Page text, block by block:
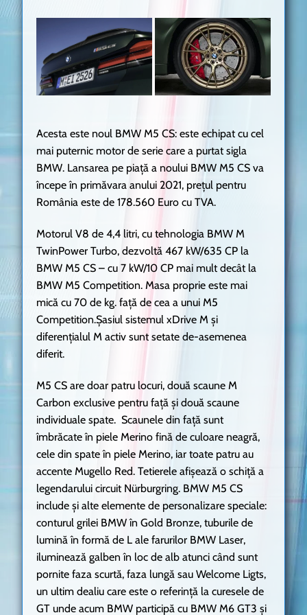
Acesta este noul BMW M5 CS: este echipat cu cel
mai puternic motor de serie care a purtat sigla
BMW. Lansarea pe piaţă a noului BMW M5 CS va
începe în primăvara anului 2021, preţul pentru
România este de 178.560 Euro cu TVA.
Motorul V8 de 4,4 litri, cu tehnologia BMW M
TwinPower Turbo, dezvoltă 467 kW/635 CP la
BMW M5 CS – cu 7 kW/10 CP mai mult decât la
BMW M5 Competition. Masa proprie este mai
mică cu 70 de kg. față de cea a unui M5
Competition.Șasiul sistemul xDrive M și
diferențialul M activ sunt setate de-asemenea
diferit.
M5 CS are doar patru locuri, două scaune M
Carbon exclusive pentru față și două scaune
individuale spate. Scaunele din faţă sunt
îmbrăcate în piele Merino fină de culoare neagră,
cele din spate în piele Merino, iar toate patru au
accente Mugello Red. Tetierele afişează o schiţă a
legendarului circuit Nürburgring. BMW M5 CS
include şi alte elemente de personalizare speciale:
conturul grilei BMW în Gold Bronze, tuburile de
lumină în formă de L ale farurilor BMW Laser,
iluminează galben în loc de alb atunci când sunt
pornite faza scurtă, faza lungă sau Welcome Ligts,
un ultim dealiu care este o referinţă la curesele de
GT unde acum BMW participă cu BMW M6 GT3 şi